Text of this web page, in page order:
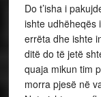
Do t’isha i
ishte udhëheqës
errëta dhe ishte
ditë do të jetë
quaja mikun tim
morra pjesë në